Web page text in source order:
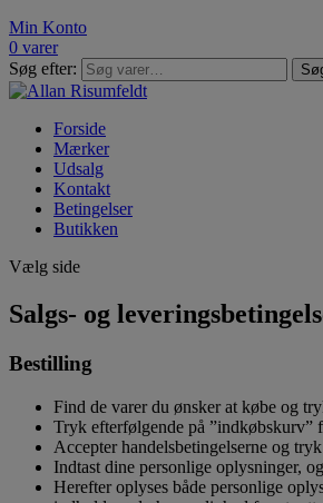
Min Konto
0 varer
Søg efter:
Forside
Mærker
Udsalg
Kontakt
Betingelser
Butikken
Vælg side
Salgs- og
Bestilling
Find de varer du ønsker at købe og
Tryk efterfølgende på ”indkøbskurv”
Accepter handelsbetingelserne og
Indtast dine personlige oplysninger,
Herefter oplyses både personlige